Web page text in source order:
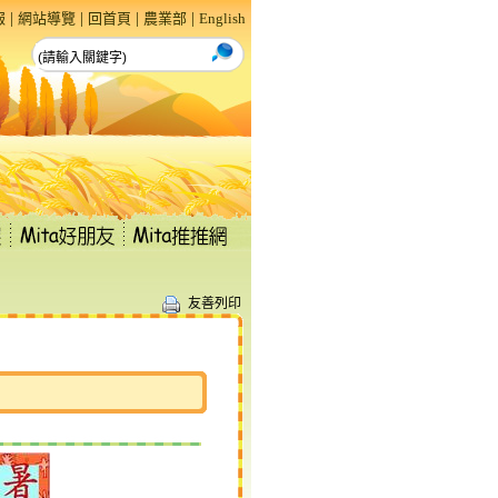
| 網站導覽 | 回首頁 | 農業部 | English
友善列印